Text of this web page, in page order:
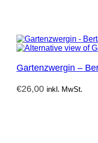
Gartenzwergin –
€26,00 inkl. MwSt.